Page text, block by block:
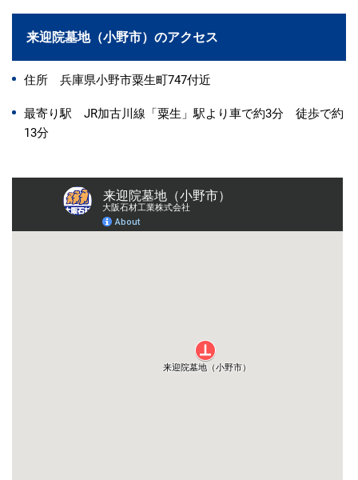
来迎院墓地（小野市）のアクセス
住所 兵庫県小野市粟生町747付近
最寄り駅 JR加古川線「粟生」駅より車で約3分 徒歩で約
13分